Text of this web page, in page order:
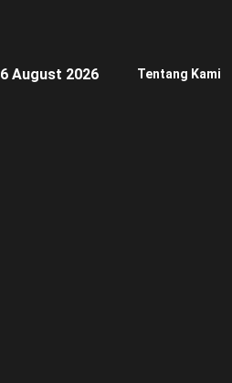
6 August 2026 Tentang Kami